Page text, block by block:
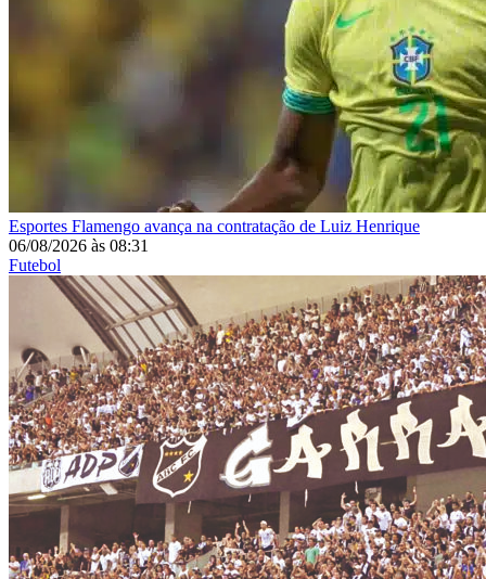
Esportes Flamengo avança na contratação de Luiz Henrique
06/08/2026 às 08:31
Futebol